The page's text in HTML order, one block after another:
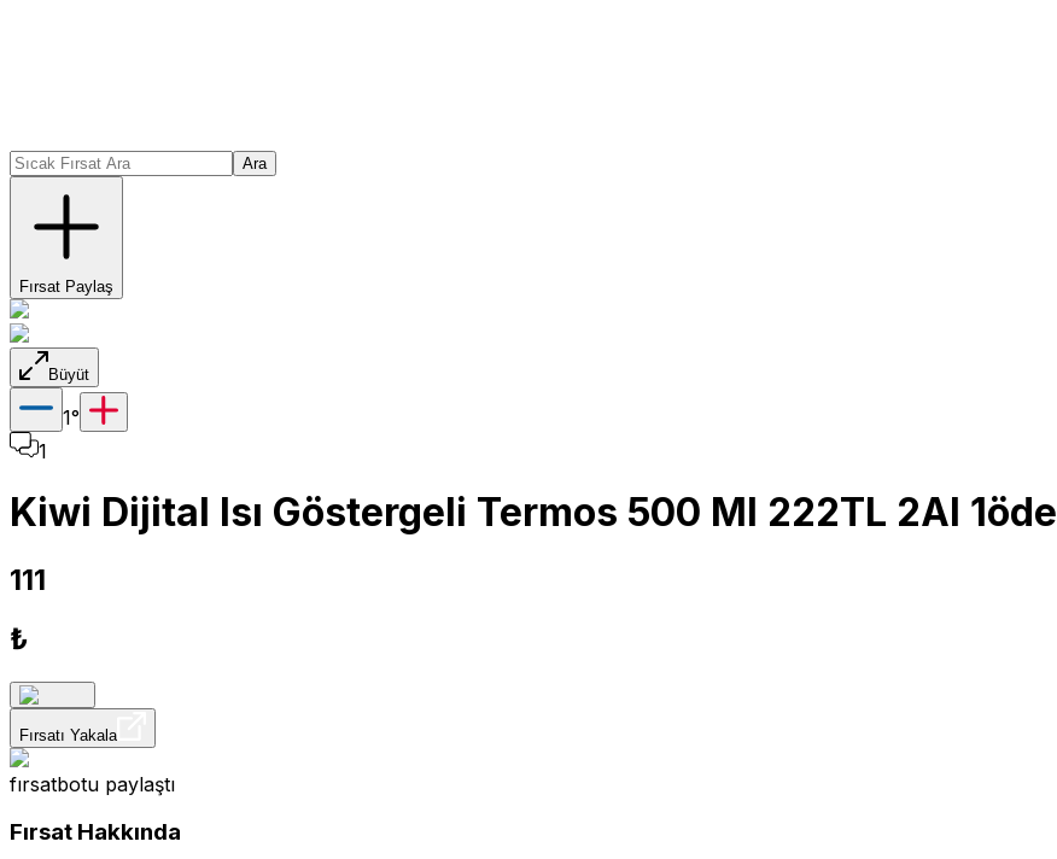
Ara
Fırsat Paylaş
Büyüt
1°
1
Kiwi Dijital Isı Göstergeli Termos 500 Ml 222TL 2Al 1öde
111
₺
Fırsatı Yakala
fırsatbotu paylaştı
Fırsat Hakkında